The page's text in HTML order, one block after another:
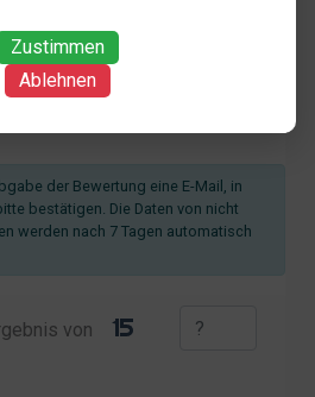
Zustimmen
Ablehnen
Referrer-URL) zum
erkläre ich mich
Informationen siehe unsere
der Bewertung eine E-Mail, in
bestätigen. Die Daten von nicht
werden nach 7 Tagen automatisch
von